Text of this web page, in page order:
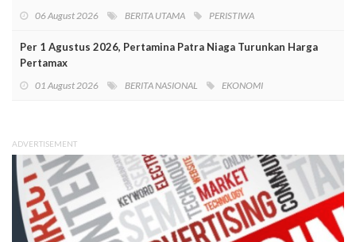
06 August 2026 BERITA UTAMA PERISTIWA
Per 1 Agustus 2026, Pertamina Patra Niaga Turunkan Harga
Pertamax
01 August 2026 BERITA NASIONAL EKONOMI
ADVERTISEMENT